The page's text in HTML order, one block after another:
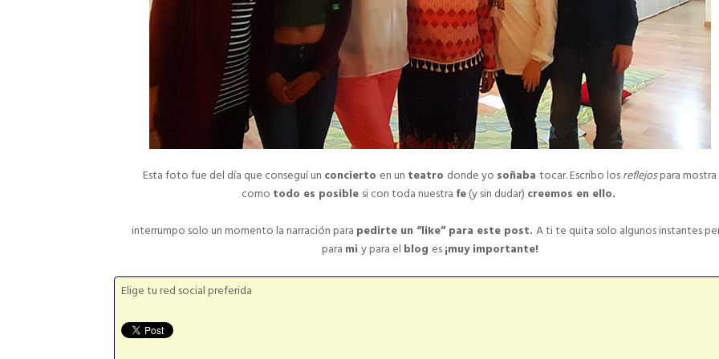
Esta foto fue del día que conseguí un concierto en un teatro donde yo soñabatocar. Escribo losreflejospara mostra
como todo es posible si con toda nuestra fe(y sin dudar) creemos en ello.
interrumpo solo un momento la narración para pedirte un “like” para este post.A ti te quita solo algunos instantes
para mi y para el blog es¡muy importante!
Elige tu red social preferida